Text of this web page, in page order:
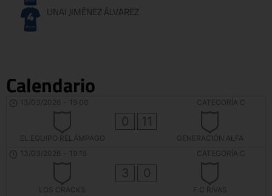
UNAI JIMÉNEZ ÁLVAREZ
Calendario
CATEGORÍA C
13/03/2026 19:00
EL EQUIPO RELÁMPAGO
0 11
GENERACIÓN ALFA
CATEGORÍA C
13/03/2026 19:15
LOS CRACKS
3 0
F.C RIVAS